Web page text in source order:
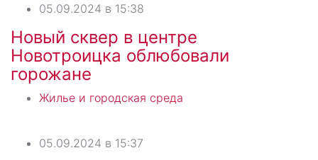
05.09.2024 в 15:38
Новый сквер в центре
Новотроицка облюбовали
горожане
Жилье и городская среда
05.09.2024 в 15:37